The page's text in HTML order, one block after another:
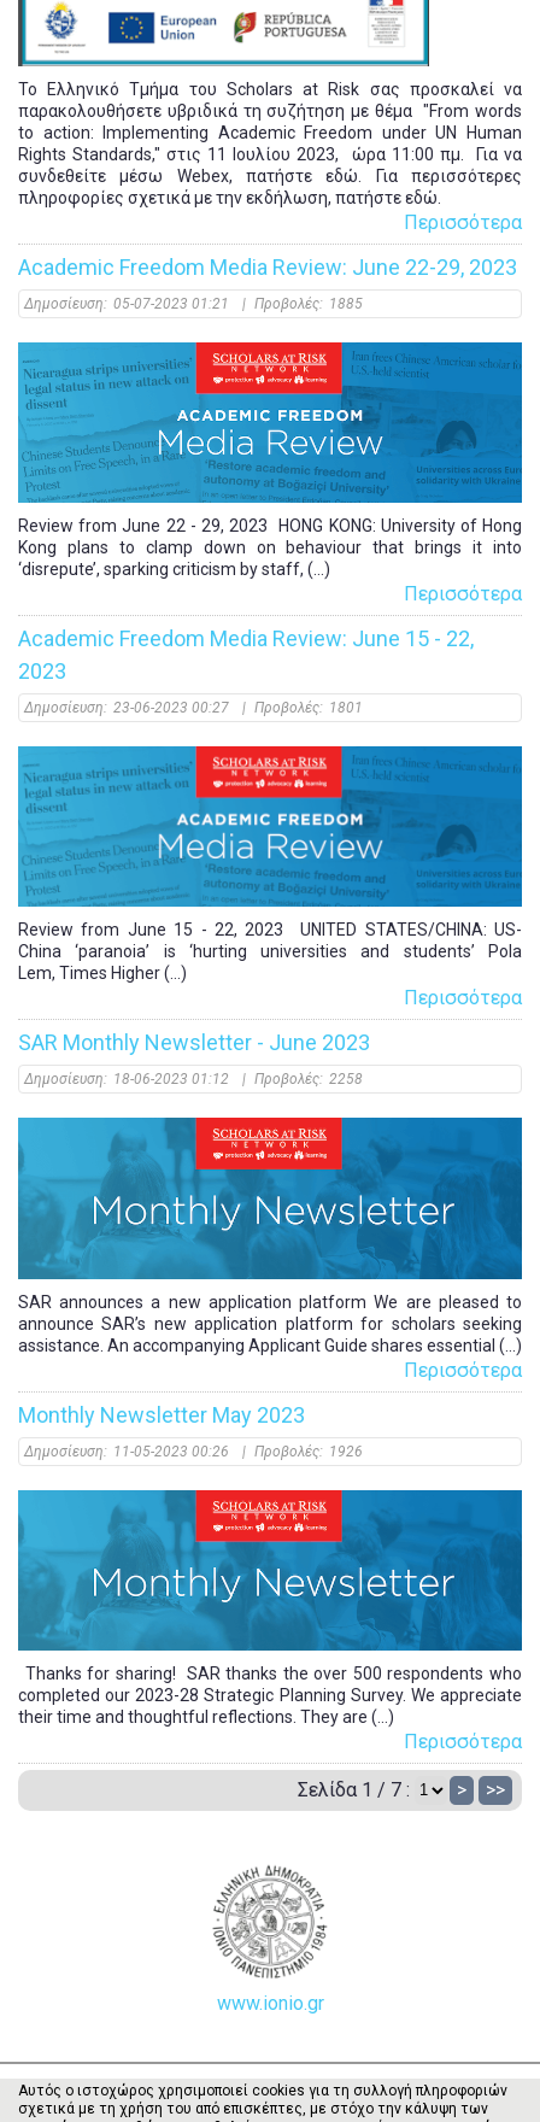
Το Ελληνικό Τμήμα του Scholars at Risk σας προσκαλεί να
παρακολουθήσετε υβριδικά τη συζήτηση με θέμα "From words
to action: Implementing Academic Freedom under UN Human
Rights Standards," στις 11 Ιουλίου 2023, ώρα 11:00 πμ. Για να
συνδεθείτε μέσω Webex, πατήστε εδώ. Για περισσότερες
πληροφορίες σχετικά με την εκδήλωση, πατήστε εδώ.
Περισσότερα
Academic Freedom Media Review: June 22-29, 2023
Δημοσίευση: 05-07-2023 01:21 | Προβολές: 1885
Review from June 22 - 29, 2023 HONG KONG: University of Hong
Kong plans to clamp down on behaviour that brings it into
‘disrepute’, sparking criticism by staff, (...)
Περισσότερα
Academic Freedom Media Review: June 15 - 22,
2023
Δημοσίευση: 23-06-2023 00:27 | Προβολές: 1801
Review from June 15 - 22, 2023 UNITED STATES/CHINA: US-
China ‘paranoia’ is ‘hurting universities and students’ Pola
Lem, Times Higher (...)
Περισσότερα
SAR Monthly Newsletter - June 2023
Δημοσίευση: 18-06-2023 01:12 | Προβολές: 2258
SAR announces a new application platform We are pleased to
announce SAR’s new application platform for scholars seeking
assistance. An accompanying Applicant Guide shares essential (...)
Περισσότερα
Monthly Newsletter May 2023
Δημοσίευση: 11-05-2023 00:26 | Προβολές: 1926
Thanks for sharing! SAR thanks the over 500 respondents who
completed our 2023-28 Strategic Planning Survey. We appreciate
their time and thoughtful reflections. They are (...)
Περισσότερα
Σελίδα 1 / 7 : > >>
www.ionio.gr
Αυτός ο ιστοχώρος χρησιμοποιεί cookies για τη συλλογή πληροφοριών
σχετικά με τη χρήση του από επισκέπτες, με στόχο την κάλυψη των